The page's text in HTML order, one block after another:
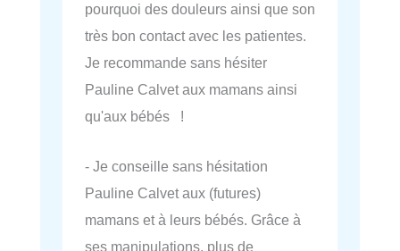
pourquoi des douleurs ainsi que son
très bon contact avec les patientes.
Je recommande sans hésiter
Pauline Calvet aux mamans ainsi
qu'aux bébés !
- Je conseille sans hésitation
Pauline Calvet aux (futures)
mamans et à leurs bébés. Grâce à
ses manipulations, plus de